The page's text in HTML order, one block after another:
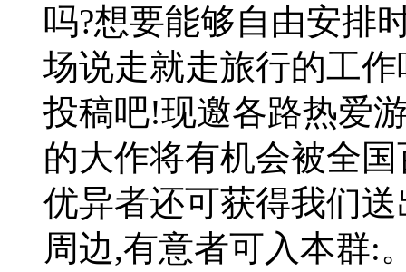
吗?想要能够自由安排
场说走就走旅行的工
投稿吧!现邀各路热爱
的大作将有机会被全
优异者还可获得我们
周边,有意者可入本群: